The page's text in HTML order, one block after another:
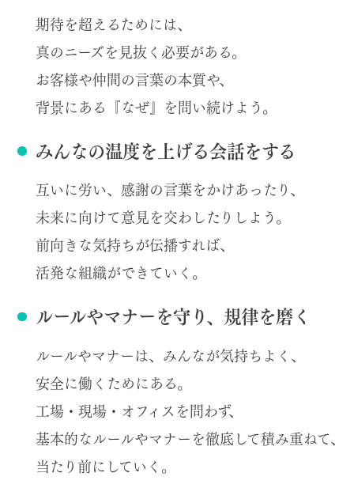
期待を超えるためには、
真のニーズを見抜く必要がある。
お客様や仲間の言葉の本質や、
背景にある『なぜ』を問い続けよう。
みんなの温度を上げる会話をする
互いに労い、感謝の言葉をかけあったり、
未来に向けて意見を交わしたりしよう。
前向きな気持ちが伝播すれば、
活発な組織ができていく。
ルールやマナーを守り、規律を磨く
ルールやマナーは、みんなが気持ちよく、
安全に働くためにある。
工場・現場・オフィスを問わず、
基本的なルールやマナーを徹底して積み重ねて、
当たり前にしていく。